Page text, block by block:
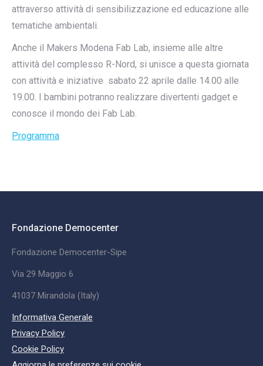
attraverso attività di sensibilizzazione ed educazione alle
tematiche ambientali.
Anche il Makers Modena Fab Lab, insieme alle altre
attività del complesso R-Nord, si unisce a questa giornata
con attività e iniziative sabato 22 aprile dalle 14.00 alle
19.00. I bambini potranno realizzare divertenti gadget e
conosce il mondo dei Fab Lab.
Programma
Fondazione Democenter
Fondazione Democenter-Sipe
Via 29 Maggio 6
41037 Mirandola (Italy)
Informativa Generale
Privacy Policy
Cookie Policy